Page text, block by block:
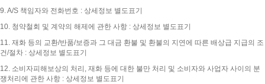
9. A/S 책임자와 전화번호 : 상세정보 별도표기
10. 청약철회 및 계약의 해제에 관한 사항 : 상세정보 별도표기
11. 재화 등의 교환/반품/보증과 그 대금 환불 및 환불의 지연에 따른 배상급 지급의 조
건/절차 : 상세정보 별도표기
12. 소비자피해보상의 처리, 재화 등에 대한 불만 처리 및 소비자와 사업자 사이의 분
쟁처리에 관한 사항 : 상세정보 별도표기